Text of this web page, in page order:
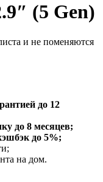
(5 Gen)
и не поменяются
до 12
до 8 месяцев;
до 5%;
на дом.